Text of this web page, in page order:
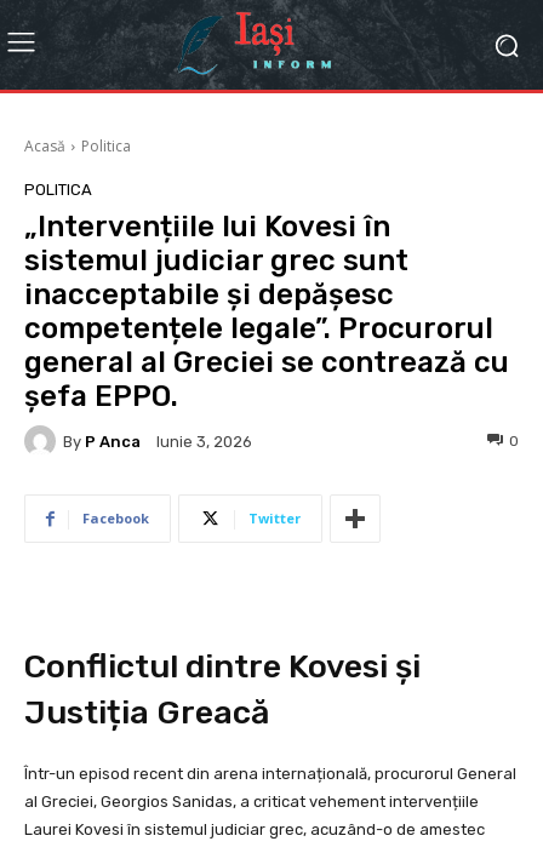
Acasă Politica
POLITICA
„Intervențiile lui Kovesi în
sistemul judiciar grec sunt
inacceptabile și depășesc
competențele legale”. Procurorul
general al Greciei se contrează cu
șefa EPPO.
By P Anca Iunie 3, 2026 0
Facebook Twitter
Conflictul dintre Kovesi și
Justiția Greacă
Într-un episod recent din arena internațională, procurorul General
al Greciei, Georgios Sanidas, a criticat vehement intervențiile
Laurei Kovesi în sistemul judiciar grec, acuzând-o de amestec